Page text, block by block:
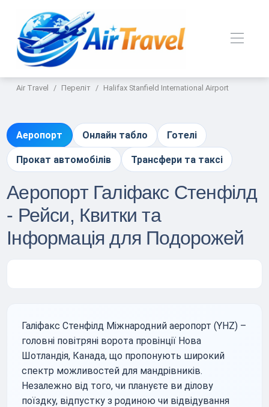
Air Travel Переліт Halifax Stanfield International Airport
Аеропорт Онлайн табло Готелі
Прокат автомобілів Трансфери та таксі
Аеропорт Галіфакс Стенфілд
- Рейси, Квитки та
Інформація для Подорожей
Галіфакс Стенфілд Міжнародний аеропорт (YHZ) –
головні повітряні ворота провінції Нова
Шотландія, Канада, що пропонують широкий
спектр можливостей для мандрівників.
Незалежно від того, чи плануєте ви ділову
поїздку, відпустку з родиною чи відвідування